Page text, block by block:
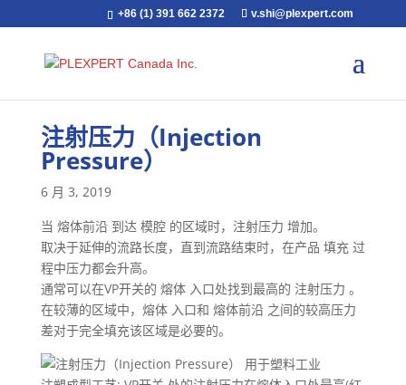
+86 (1) 391 662 2372 v.shi@plexpert.com
注射压力（Injection
Pressure）
6 月 3, 2019
当 熔体前沿 到达 模腔 的区域时，注射压力 增加。
取决于延伸的流路长度，直到流路结束时，在产品 填充 过
程中压力都会升高。
通常可以在VP开关的 熔体 入口处找到最高的 注射压力 。
在较薄的区域中，熔体 入口和 熔体前沿 之间的较高压力
差对于完全填充该区域是必要的。